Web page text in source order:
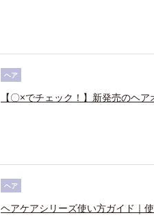
ヘア
【〇×でチェック！】新発売のヘ
ヘア
ヘアケアシリーズ使い方ガイド｜